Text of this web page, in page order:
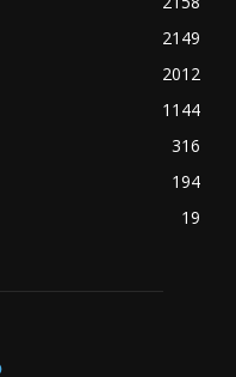
2149
2012
1144
316
194
19